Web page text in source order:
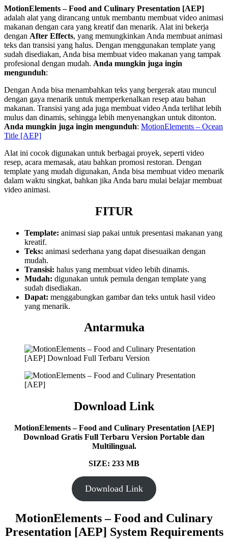
MotionElements – Food and Culinary Presentation [AEP]
adalah alat yang dirancang untuk membantu membuat video animasi
makanan dengan cara yang kreatif dan menarik. Alat ini bekerja
dengan After Effects, yang memungkinkan Anda membuat animasi
teks dan transisi yang halus. Dengan menggunakan template yang
sudah disediakan, Anda bisa membuat video makanan yang tampak
profesional dengan mudah. Anda mungkin juga ingin
mengunduh:
Dengan Anda bisa menambahkan teks yang bergerak atau muncul
dengan gaya menarik untuk memperkenalkan resep atau bahan
makanan. Transisi yang ada juga membuat video Anda terlihat lebih
mulus dan dinamis, sehingga lebih menyenangkan untuk ditonton.
Anda mungkin juga ingin mengunduh: MotionElements – Ocean
Title [AEP]
Alat ini cocok digunakan untuk berbagai proyek, seperti video
resep, acara memasak, atau bahkan promosi restoran. Dengan
template yang mudah digunakan, Anda bisa membuat video menarik
dalam waktu singkat, bahkan jika Anda baru mulai belajar membuat
video animasi.
FITUR
Template: animasi siap pakai untuk presentasi makanan yang
kreatif.
Teks: animasi sederhana yang dapat disesuaikan dengan
mudah.
Transisi: halus yang membuat video lebih dinamis.
Mudah: digunakan untuk pemula dengan template yang
sudah disediakan.
Dapat: menggabungkan gambar dan teks untuk hasil video
yang menarik.
Antarmuka
Download Link
MotionElements – Food and Culinary Presentation [AEP]
Download Gratis Full Terbaru Version Portable dan
Multilingual.
SIZE: 233 MB
Download Link
MotionElements – Food and Culinary
Presentation [AEP] System Requirements